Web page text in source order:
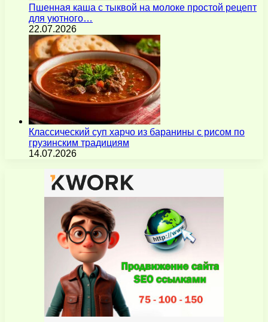
Пшенная каша с тыквой на молоке простой рецепт
для уютного…
22.07.2026
Классический суп харчо из баранины с рисом по
грузинским традициям
14.07.2026